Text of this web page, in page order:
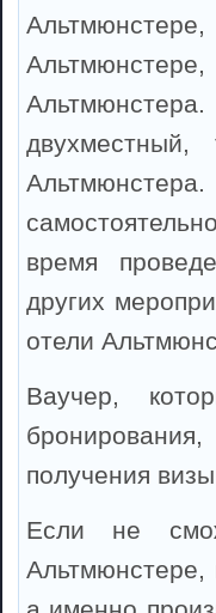
время
других
отели
Ваучер,
получения
Если не
Альтмюнстере,